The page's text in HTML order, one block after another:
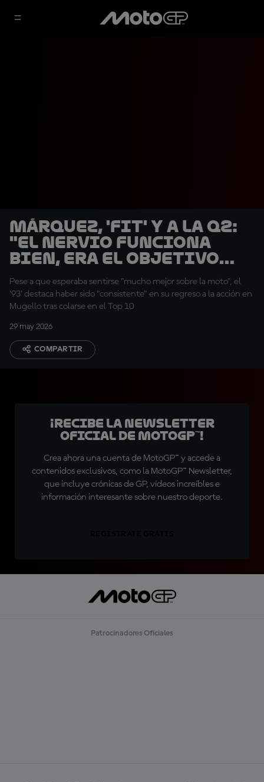
Márquez, 'fit' y a la Q2:
"El nervio funciona
bien, era el objetivo
principal"
Pese a que esperaba sentirse "mucho mejor sobre la moto", el
'93' destaca haber sido "consistente" en su regreso a la acción en
Mugello tras colarse en el Top 10
29 may 2026
COMPARTIR
¡Recibe la Newsletter
oficial de MotoGP™!
Crea ahora una cuenta de MotoGP™ y accede a
contenidos exclusivos, como la MotoGP™ Newsletter,
que incluye crónicas de GP, vídeos increíbles e
información interesante sobre nuestro deporte.
Patrocinadores Oficiales